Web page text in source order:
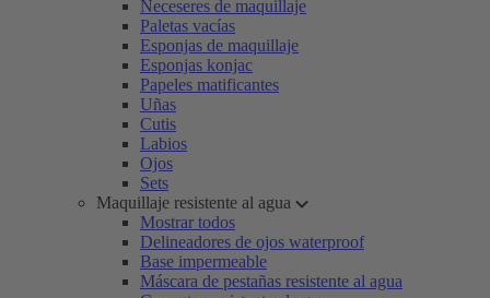
Neceseres de maquillaje
Paletas vacías
Esponjas de maquillaje
Esponjas konjac
Papeles matificantes
Uñas
Cutis
Labios
Ojos
Sets
Maquillaje resistente al agua
Mostrar todos
Delineadores de ojos waterproof
Base impermeable
Máscara de pestañas resistente al agua